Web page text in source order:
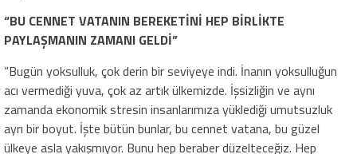
“BU CENNET VATANIN BEREKETİNİ HEP BİRLİKTE
PAYLAŞMANIN ZAMANI GELDİ”
“Bugün yoksulluk, çok derin bir seviyeye indi. İnanın yoksulluğun
acı vermediği yuva, çok az artık ülkemizde. İşsizliğin ve aynı
zamanda ekonomik stresin insanlarımıza yüklediği umutsuzluk
ayrı bir boyut. İşte bütün bunlar, bu cennet vatana, bu güzel
ülkeye asla yakışmıyor. Bunu hep beraber düzelteceğiz. Hep